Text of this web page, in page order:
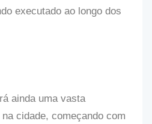
executado ao longo dos
ainda uma vasta
cidade, começando com